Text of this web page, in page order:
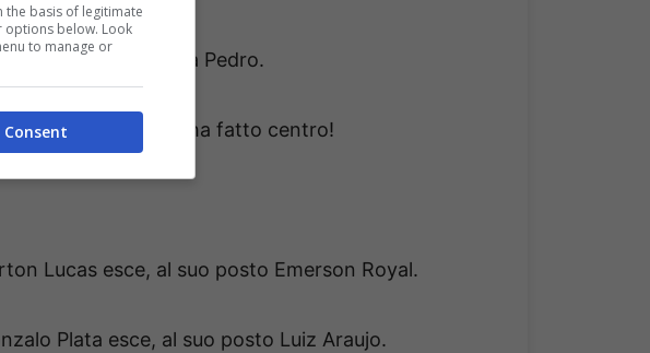
mostrato il giallo a Pedro.
- Jorge Carrascal ha fatto centro!
Lucas esce, al suo posto Emerson Royal.
Plata esce, al suo posto Luiz Araujo.
the basis of legitimate
options below. Look
to manage or
Consent